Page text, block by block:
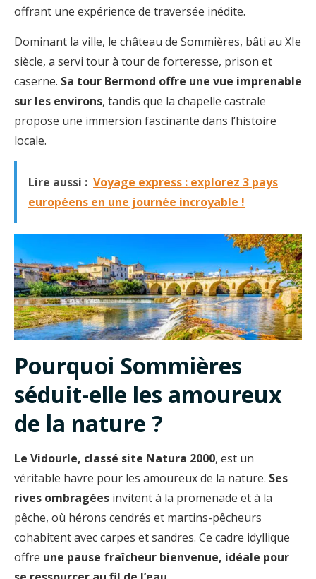
offrant une expérience de traversée inédite.
Dominant la ville, le château de Sommières, bâti au XIe
siècle, a servi tour à tour de forteresse, prison et
caserne. Sa tour Bermond offre une vue imprenable
sur les environs, tandis que la chapelle castrale
propose une immersion fascinante dans l’histoire
locale.
Lire aussi : Voyage express : explorez 3 pays
européens en une journée incroyable !
Pourquoi Sommières
séduit-elle les amoureux
de la nature ?
Le Vidourle, classé site Natura 2000, est un
véritable havre pour les amoureux de la nature. Ses
rives ombragées invitent à la promenade et à la
pêche, où hérons cendrés et martins-pêcheurs
cohabitent avec carpes et sandres. Ce cadre idyllique
offre une pause fraîcheur bienvenue, idéale pour